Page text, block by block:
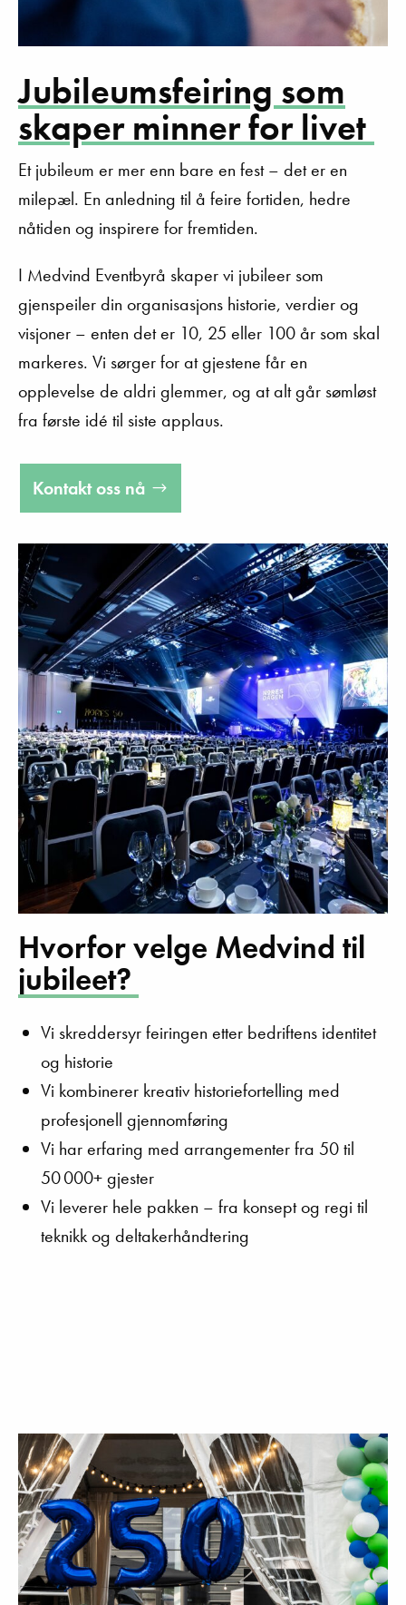
Jubileumsfeiring som
skaper minner for livet
Et jubileum er mer enn bare en fest – det er en
milepæl. En anledning til å feire fortiden, hedre
nåtiden og inspirere for fremtiden.
I Medvind Eventbyrå skaper vi jubileer som
gjenspeiler din organisasjons historie, verdier og
visjoner – enten det er 10, 25 eller 100 år som skal
markeres. Vi sørger for at gjestene får en
opplevelse de aldri glemmer, og at alt går sømløst
fra første idé til siste applaus.
Kontakt oss nå
Hvorfor velge Medvind til
jubileet?
Vi skreddersyr feiringen etter bedriftens identitet
og historie
Vi kombinerer kreativ historiefortelling med
profesjonell gjennomføring
Vi har erfaring med arrangementer fra 50 til
50 000+ gjester
Vi leverer hele pakken – fra konsept og regi til
teknikk og deltakerhåndtering